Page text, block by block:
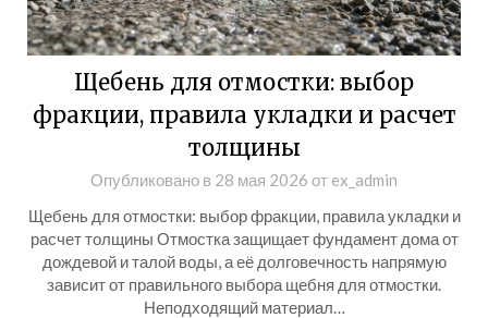
Щебень для отмостки: выбор
фракции, правила укладки и расчет
толщины
Опубликовано в 28 мая 2026 от ex_admin
Щебень для отмостки: выбор фракции, правила укладки и
расчет толщины Отмостка защищает фундамент дома от
дождевой и талой воды, а её долговечность напрямую
зависит от правильного выбора щебня для отмостки.
Неподходящий материал…